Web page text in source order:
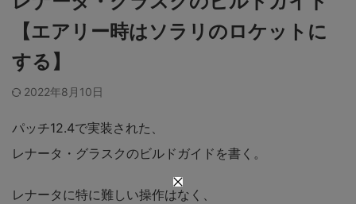
【エアリー時はソラリのロケットに
する】
2022年8月10日
パッチ12.4で実装された、
レナータ・グラスクのビルドガイドを書く。
レナータに特に難しい操作はなく、